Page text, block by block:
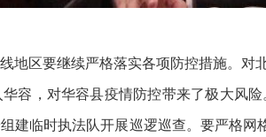
地区要继续严格落实各项防控措施。
容，对华容县疫情防控带来了极大风
建临时执法队开展巡逻巡查。要严格网